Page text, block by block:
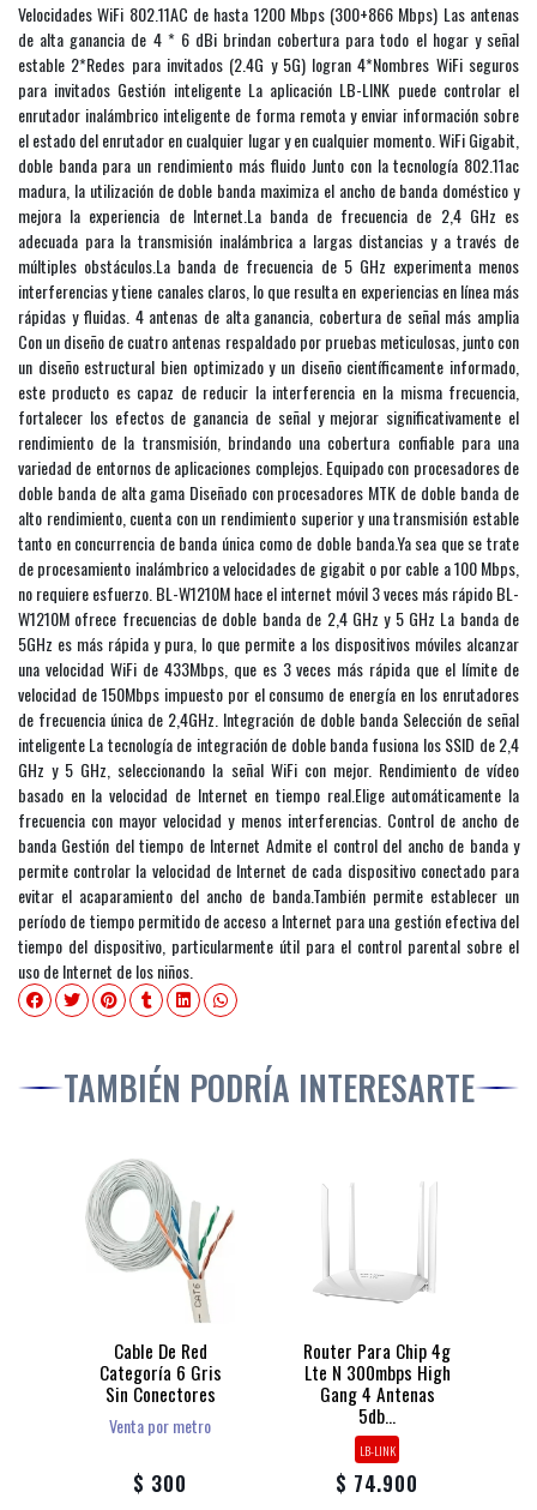
Velocidades WiFi 802.11AC de hasta 1200 Mbps (300+866 Mbps) Las antenas
de alta ganancia de 4 * 6 dBi brindan cobertura para todo el hogar y señal
estable 2*Redes para invitados (2.4G y 5G) logran 4*Nombres WiFi seguros
para invitados Gestión inteligente La aplicación LB-LINK puede controlar el
enrutador inalámbrico inteligente de forma remota y enviar información sobre
el estado del enrutador en cualquier lugar y en cualquier momento. WiFi Gigabit,
doble banda para un rendimiento más fluido Junto con la tecnología 802.11ac
madura, la utilización de doble banda maximiza el ancho de banda doméstico y
mejora la experiencia de Internet.La banda de frecuencia de 2,4 GHz es
adecuada para la transmisión inalámbrica a largas distancias y a través de
múltiples obstáculos.La banda de frecuencia de 5 GHz experimenta menos
interferencias y tiene canales claros, lo que resulta en experiencias en línea más
rápidas y fluidas. 4 antenas de alta ganancia, cobertura de señal más amplia
Con un diseño de cuatro antenas respaldado por pruebas meticulosas, junto con
un diseño estructural bien optimizado y un diseño científicamente informado,
este producto es capaz de reducir la interferencia en la misma frecuencia,
fortalecer los efectos de ganancia de señal y mejorar significativamente el
rendimiento de la transmisión, brindando una cobertura confiable para una
variedad de entornos de aplicaciones complejos. Equipado con procesadores de
doble banda de alta gama Diseñado con procesadores MTK de doble banda de
alto rendimiento, cuenta con un rendimiento superior y una transmisión estable
tanto en concurrencia de banda única como de doble banda.Ya sea que se trate
de procesamiento inalámbrico a velocidades de gigabit o por cable a 100 Mbps,
no requiere esfuerzo. BL-W1210M hace el internet móvil 3 veces más rápido BL-
W1210M ofrece frecuencias de doble banda de 2,4 GHz y 5 GHz La banda de
5GHz es más rápida y pura, lo que permite a los dispositivos móviles alcanzar
una velocidad WiFi de 433Mbps, que es 3 veces más rápida que el límite de
velocidad de 150Mbps impuesto por el consumo de energía en los enrutadores
de frecuencia única de 2,4GHz. Integración de doble banda Selección de señal
inteligente La tecnología de integración de doble banda fusiona los SSID de 2,4
GHz y 5 GHz, seleccionando la señal WiFi con mejor. Rendimiento de vídeo
basado en la velocidad de Internet en tiempo real.Elige automáticamente la
frecuencia con mayor velocidad y menos interferencias. Control de ancho de
banda Gestión del tiempo de Internet Admite el control del ancho de banda y
permite controlar la velocidad de Internet de cada dispositivo conectado para
evitar el acaparamiento del ancho de banda.También permite establecer un
período de tiempo permitido de acceso a Internet para una gestión efectiva del
tiempo del dispositivo, particularmente útil para el control parental sobre el
uso de Internet de los niños.
TAMBIÉN PODRÍA INTERESARTE
Cable De Red
Categoría 6 Gris
Sin Conectores
Venta por metro
$ 300
Router Para Chip 4g
Lte N 300mbps High
Gang 4 Antenas
5db...
LB-LINK
$ 74.900